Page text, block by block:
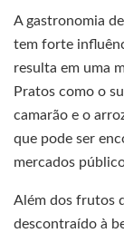
A gastronomia
tem forte
resulta em uma
Pratos como o
camarão e o
que pode ser
mercados
Além dos frutos
descontraído à